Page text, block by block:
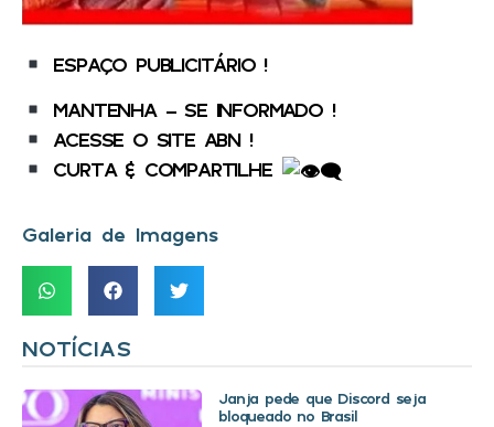
ESPAÇO PUBLICITÁRIO !
MANTENHA – SE INFORMADO !
ACESSE O SITE ABN !
CURTA & COMPARTILHE
Galeria de Imagens
NOTÍCIAS
Janja pede que Discord seja
bloqueado no Brasil